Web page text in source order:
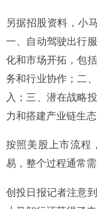
另据招股资料，小
一、自动驾驶出行
化和市场开拓，包
务和行业协作；二
入；三、潜在战略
力和搭建产业链生态
按照美股上市流程
易，整个过程通常需
创投日报记者注意